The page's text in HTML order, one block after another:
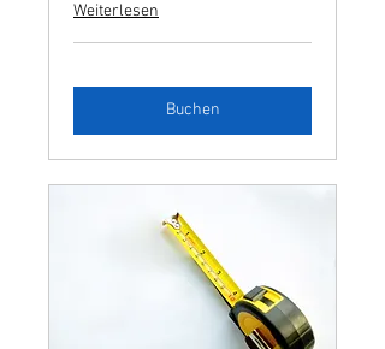
Weiterlesen
Buchen